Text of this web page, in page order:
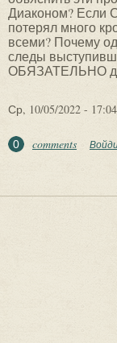
Ср, 10/05/2022 - 17:04
0 comments